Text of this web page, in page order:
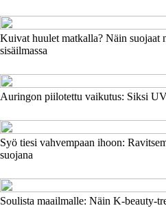
Kuivat huulet matkalla? Näin suojaat
sisäilmassa
Auringon piilotettu vaikutus: Siksi
Syö tiesi vahvempaan ihoon:
suojana
Soulista maailmalle: Näin K-beauty-